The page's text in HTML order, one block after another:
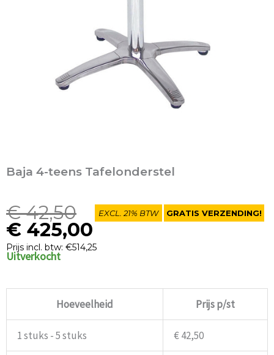
Baja 4-teens Tafelonderstel
€42,50
Oorspronkelijke
prijs
was:
€ 42,50.
€ 425,00
Prijs incl. btw: €514,25
Huidige
prijs
is:
EXCL. 21% BTW GRATIS VERZENDING!
Uitverkocht
Hoeveelheid Prijs p/st
1 stuks - 5 stuks € 42,50